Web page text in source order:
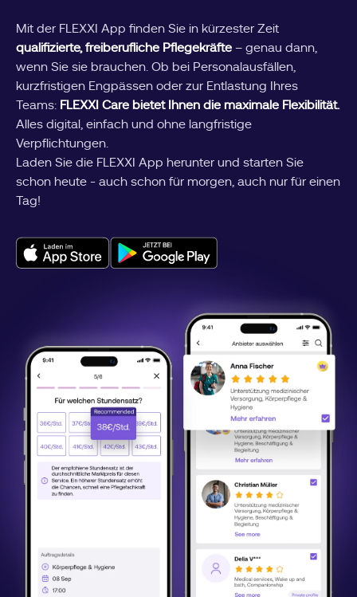
Mit der FLEXXI App finden Sie in kürzester Zeit
qualifizierte, freiberufliche Pflegekräfte – genau dann,
wenn Sie sie brauchen. Ob bei Personalausfällen,
kurzfristigen Engpässen oder zur Entlastung Ihres
Teams: FLEXXI Care bietet Ihnen die maximale Flexibilität.
Alles digital, einfach und ohne langfristige
Verpflichtungen.
Laden Sie die FLEXXI App herunter und starten Sie
schon heute - auch schon für morgen, auch nur für einen
Tag!